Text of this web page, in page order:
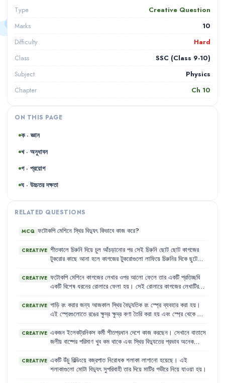
Type Creative Question
Marks 10
Difficulty Hard
Class SSC (Class 9-10)
Subject Physics
Chapter Ch 10
ON THIS PAGE
ক · জ্ঞান
খ · অনুধাবন
গ · প্রয়োগ
ঘ · উচ্চতর দক্ষতা
RELATED QUESTIONS
MCQ ফটোকপি মেশিনে স্থির বিদ্যুৎ কিভাবে কাজ করে?
CREATIVE শীতকালে চিরুনি দিয়ে চুল আঁচড়ানোর পর সেই চিরুনি ছোট ছোট কাগজের
টুকরোর কাছে আনা হলে কাগজের টুকরোগুলো লাফিয়ে চিরুনির দিকে ছুটে
প্রকম্পিত করে প্রচণ্ড শব্দে বজ্রপাত হয়। এই দুটো বিষয়ের জন্য দায়ী
স্থির বিদ্যুৎ। আমাদের চারপাশের সবকিছুই আসলে অণু-পরমাণু দিয়ে তৈরি।
বিচরণশীল। ইলেকট্রনের ঋণাত্মক চার্জ এবং নিউক্লিয়াসের চার্জ ধনাত্মক।
কোনো প্রক্রিয়ায় যদি পরমাণুর এক বা একাধিক ইলেকট্রনকে আলাদা করে
CREATIVE ফটোকপি মেশিনে কাগজের লেখার ওপর আলো ফেলে তার একটি প্রতিচ্ছবি
একটি বিশেষ ধরনের রোলারে ফেলা হয় । সেই রোলারে কাগজের লেখাটির
মতো সূক্ষ্ম কালির সংস্পর্শে আনা হলে যেখানে যেখানে চার্জ জমা হয়েছে
সেখানে কালো কালি লেগে যায়।
CREATIVE গাড়ি রং করার জন্য আজকাল স্থির বৈদ্যুতিক রং স্প্রে ব্যবহার করা হয় ।
এই স্প্রেগুলোতে রঙের ক্ষুদ্র ক্ষুদ্র কণা তৈরি করা হয় এবং স্প্রে থেকে বের
CREATIVE একজন ইলেকট্রনিকস কর্মী শীতপ্রধান দেশে কাজ করছেন । সেখানে বাতাসে
জলীয় বাষ্পের পরিমাণ খুব কম থাকে এবং স্থির বিদ্যুতের প্রভাব অনেক
ভোল্টেজের তারতম্যের কারণে নষ্ট হয়ে যেতে পারে।
CREATIVE একটি উঁচু বিল্ডিংয়ে বজ্রপাত নিরোধক শলাকা লাগানো হয়েছে । এই
শলাকাগুলো মোটা বিদ্যুৎ সুপরিবাহী তার দিয়ে মাটির গভীরে নিয়ে যাওয়া হয় ।